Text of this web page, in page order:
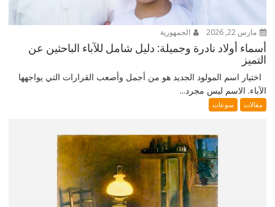
مارس 22, 2026 الجمهورية
أسماء أولاد نادرة وجميلة: دليل شامل للآباء الباحثين عن
التميز
اختيار اسم المولود الجديد هو من أجمل وأصعب القرارات التي يواجهها
الآباء. الاسم ليس مجرد...
مقالات منوعات